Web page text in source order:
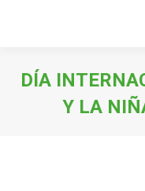
DÍA
Y LA